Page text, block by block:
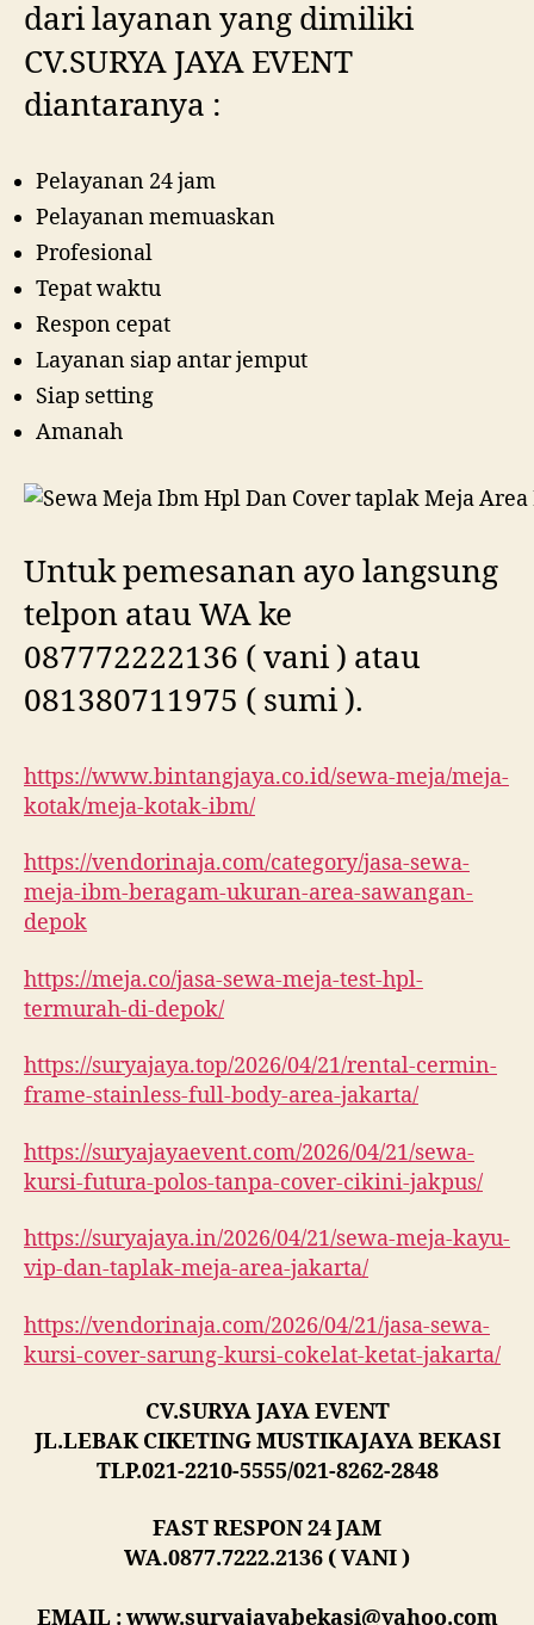
dari layanan yang dimiliki
CV.SURYA JAYA EVENT
diantaranya :
Pelayanan 24 jam
Pelayanan memuaskan
Profesional
Tepat waktu
Respon cepat
Layanan siap antar jemput
Siap setting
Amanah
Untuk pemesanan ayo langsung
telpon atau WA ke
087772222136 ( vani ) atau
081380711975 ( sumi ).
https://www.bintangjaya.co.id/sewa-meja/meja-
kotak/meja-kotak-ibm/
https://vendorinaja.com/category/jasa-sewa-
meja-ibm-beragam-ukuran-area-sawangan-
depok
https://meja.co/jasa-sewa-meja-test-hpl-
termurah-di-depok/
https://suryajaya.top/2026/04/21/rental-cermin-
frame-stainless-full-body-area-jakarta/
https://suryajayaevent.com/2026/04/21/sewa-
kursi-futura-polos-tanpa-cover-cikini-jakpus/
https://suryajaya.in/2026/04/21/sewa-meja-kayu-
vip-dan-taplak-meja-area-jakarta/
https://vendorinaja.com/2026/04/21/jasa-sewa-
kursi-cover-sarung-kursi-cokelat-ketat-jakarta/
CV.SURYA JAYA EVENT
JL.LEBAK CIKETING MUSTIKAJAYA BEKASI
TLP.021-2210-5555/021-8262-2848
FAST RESPON 24 JAM
WA.0877.7222.2136 ( VANI )
EMAIL : www.suryajayabekasi@yahoo.com